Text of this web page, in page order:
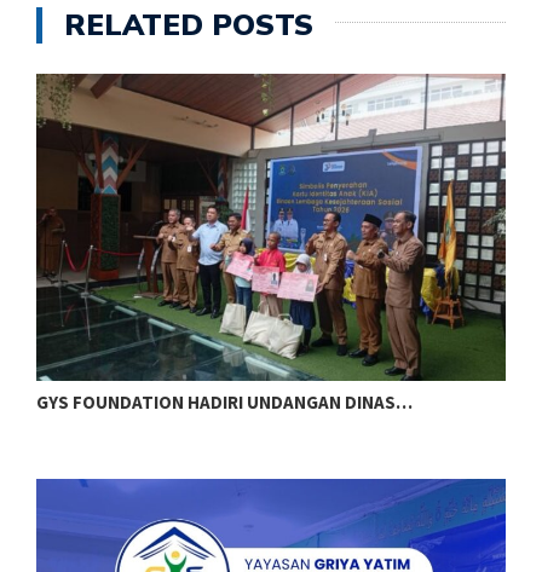
RELATED POSTS
DINAS… KEUTAMAAN SEDEKAH DI HARI